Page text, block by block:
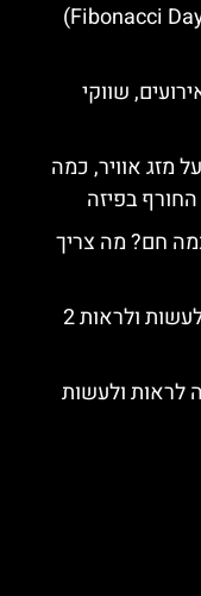
23.11 – יום פיבונאצ’י הבינלאומי (Fibonacci Day)
שווקי
מזג אוויר, כמה
בפיזה
חם? מה צריך
יומיים בפיזה – טיפים והמלצות מה לעשות ולראות 2
לראות ולעשות